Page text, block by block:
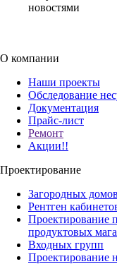
новостями
О компании
Наши проекты
Обследование
Документация
Прайс-лист
Ремонт
Акции!!
Проектирование
Загородных домов
Рентген
Проектирование
продуктовых
Входных групп
Проектирование